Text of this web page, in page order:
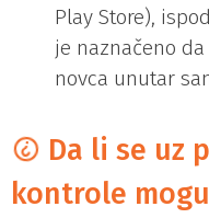
Play Store),
je naznačeno
novca unutar
Da li se uz
kontrole